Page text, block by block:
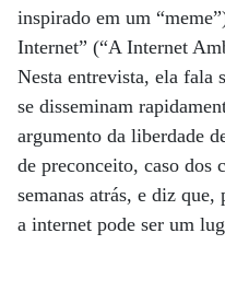
inspirado em um
Internet” (“A Internet
Nesta entrevista, ela fala
se disseminam
argumento da liberdade
de preconceito, caso dos
semanas atrás, e diz que,
a internet pode ser um